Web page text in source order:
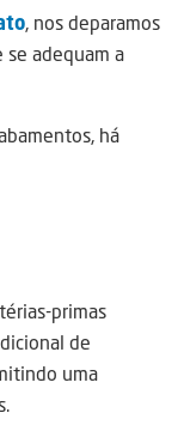
, nos deparamos
se adequam a
há
primas
de
uma